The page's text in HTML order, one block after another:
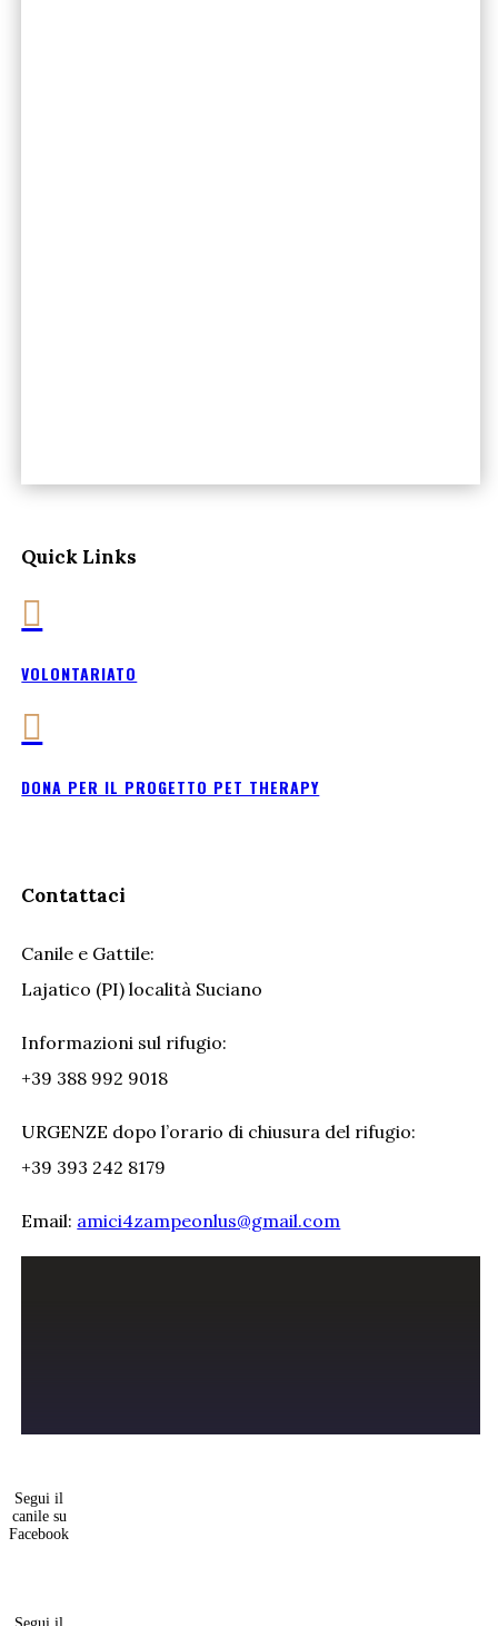
Quick Links

VOLONTARIATO

DONA PER IL PROGETTO PET THERAPY
Contattaci
Canile e Gattile:
Lajatico (PI) località Suciano
Informazioni sul rifugio:
+39 388 992 9018
URGENZE dopo l’orario di chiusura del rifugio:
+39 393 242 8179
Email: amici4zampeonlus@gmail.com
Segui il
canile su
Facebook